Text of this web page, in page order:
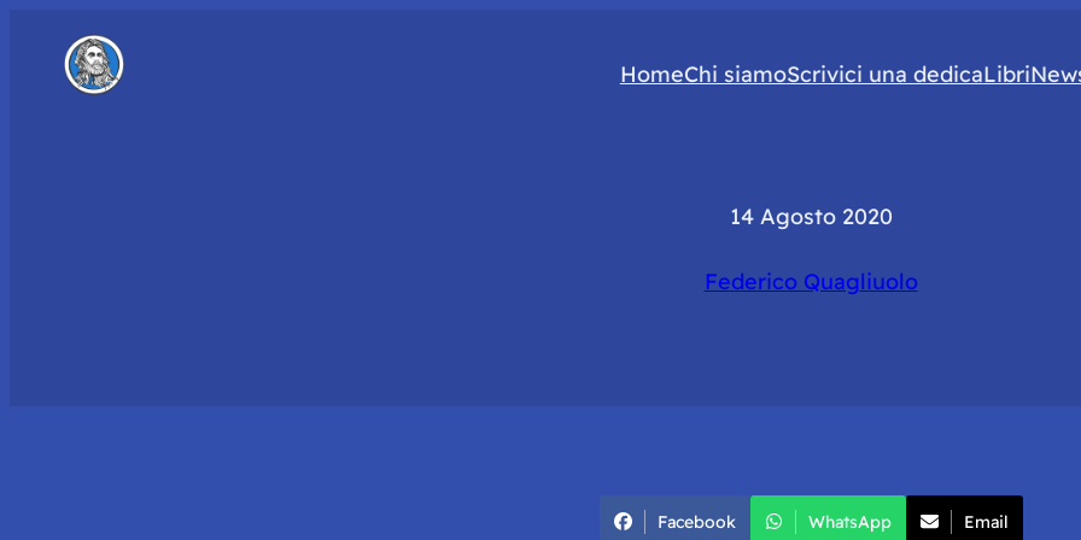
HomeChi siamoScrivici una dedicaLibri
14 Agosto 2020
Federico Quagliuolo
Facebook WhatsApp Email